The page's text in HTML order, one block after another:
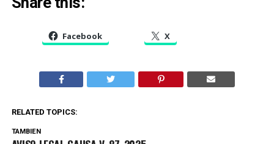
Facebook X
RELATED TOPICS:
TAMBIEN